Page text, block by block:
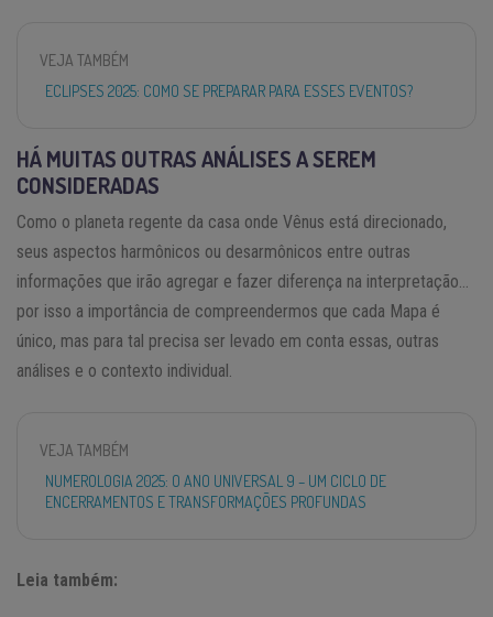
VEJA TAMBÉM
ECLIPSES 2025: COMO SE PREPARAR PARA ESSES EVENTOS?
HÁ MUITAS OUTRAS ANÁLISES A SEREM
CONSIDERADAS
Como o planeta regente da casa onde Vênus está direcionado,
seus aspectos harmônicos ou desarmônicos entre outras
informações que irão agregar e fazer diferença na interpretação…
por isso a importância de compreendermos que cada Mapa é
único, mas para tal precisa ser levado em conta essas, outras
análises e o contexto individual.
VEJA TAMBÉM
NUMEROLOGIA 2025: O ANO UNIVERSAL 9 – UM CICLO DE
ENCERRAMENTOS E TRANSFORMAÇÕES PROFUNDAS
Leia também: